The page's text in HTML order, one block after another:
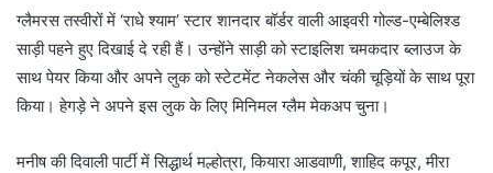
ग्लैमरस तस्वीरों में ‘राधे श्याम’ स्टार शानदार बॉर्डर वाली आइवरी गोल्ड-एम्बेलिश्ड
साड़ी पहने हुए दिखाई दे रही हैं। उन्होंने साड़ी को स्टाइलिश चमकदार ब्लाउज के
साथ पेयर किया और अपने लुक को स्टेटमेंट नेकलेस और चंकी चूड़ियों के साथ पूरा
किया। हेगड़े ने अपने इस लुक के लिए मिनिमल ग्लैम मेकअप चुना।
मनीष की दिवाली पार्टी में सिद्धार्थ मल्होत्रा, कियारा आडवाणी, शाहिद कपूर, मीरा